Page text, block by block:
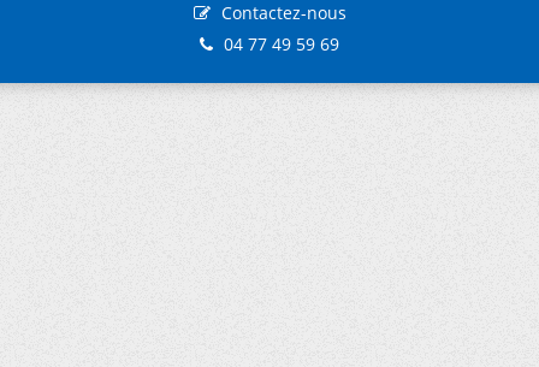
Contactez-nous
04 77 49 59 69